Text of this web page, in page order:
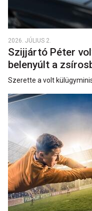
2026. JÚLIUS 2.
Szijjártó Péter
belenyúlt a
Szerette a volt